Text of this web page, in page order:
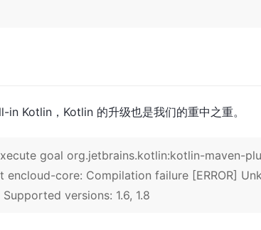
in Kotlin，Kotlin 的升级也是我们的重中之重。
goal org.jetbrains.kotlin:kotlin-maven-
encloud-core: Compilation failure [ERROR]
Supported versions: 1.6, 1.8